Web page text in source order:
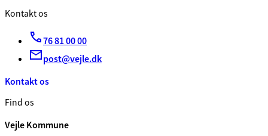
Kontakt os
76 81 00 00
post@vejle.dk
Kontakt os
Find os
Vejle Kommune